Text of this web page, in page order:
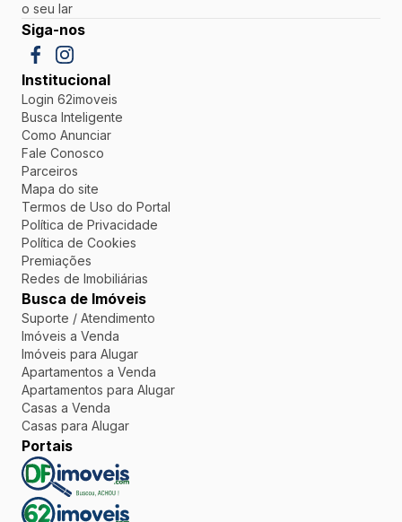
o seu lar
Siga-nos
Institucional
Login 62imoveis
Busca Inteligente
Como Anunciar
Fale Conosco
Parceiros
Mapa do site
Termos de Uso do Portal
Política de Privacidade
Política de Cookies
Premiações
Redes de Imobiliárias
Busca de Imóveis
Suporte / Atendimento
Imóveis a Venda
Imóveis para Alugar
Apartamentos a Venda
Apartamentos para Alugar
Casas a Venda
Casas para Alugar
Portais